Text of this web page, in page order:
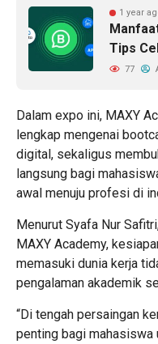
1 year
Tips
77
Dalam expo ini, MAXY
lengkap mengenai
digital, sekaligus
langsung bagi
awal menuju profesi di
Menurut Syafa Nur
MAXY Academy,
memasuki dunia kerja
pengalaman akademik
“Di tengah persaingan
penting bagi mahasiswa